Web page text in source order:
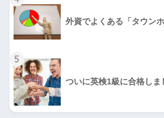
外資でよくある「タウン
5
ついに英検1級に合格しま